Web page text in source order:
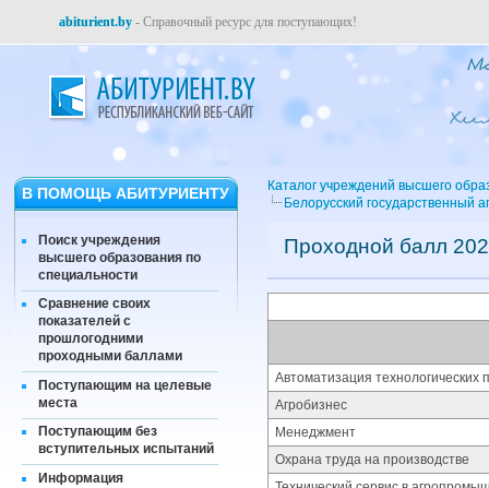
abiturient.by - Справочный ресурс для поступающих!
В ПОМОЩЬ АБИТУРИЕНТУ
Поиск учреждения
высшего образования по
специальности
Сравнение своих
показателей с
прошлогодними
проходными баллами
Поступающим на целевые
места
Поступающим без
вступительных испытаний
Информация
Каталог учреждений высшего
Белорусский государственный
Проходной балл
Автоматизация технологических
Агробизнес
Менеджмент
Охрана труда на производстве